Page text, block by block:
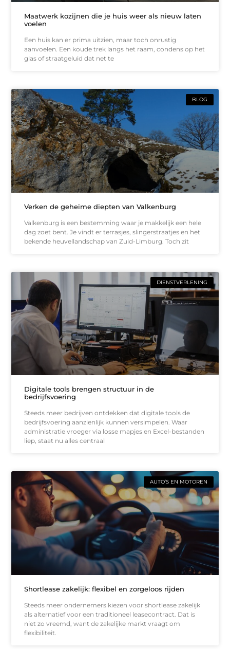
Maatwerk kozijnen die je huis weer als nieuw laten
voelen
Een huis kan er prima uitzien, maar toch onrustig
aanvoelen. Een koude trek langs het raam, condens op het
glas of straatgeluid dat net te
BLOG
Verken de geheime diepten van Valkenburg
Valkenburg is een bestemming waar je makkelijk een hele
dag zoet bent. Je vindt er terrasjes, slingerstraatjes en het
bekende heuvellandschap van Zuid-Limburg. Toch zit
DIENSTVERLENING
Digitale tools brengen structuur in de
bedrijfsvoering
Steeds meer bedrijven ontdekken dat digitale tools de
bedrijfsvoering aanzienlijk kunnen versimpelen. Waar
administratie vroeger via losse mapjes en Excel-bestanden
liep, staat nu alles centraal
AUTO’S EN MOTOREN
Shortlease zakelijk: flexibel en zorgeloos rijden
Steeds meer ondernemers kiezen voor shortlease zakelijk
als alternatief voor een traditioneel leasecontract. Dat is
niet zo vreemd, want de zakelijke markt vraagt om
flexibiliteit.